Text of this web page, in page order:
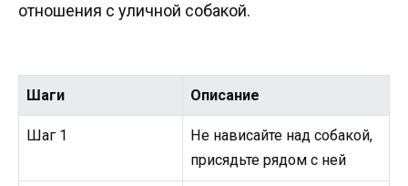
отношения с уличной собакой.
Шаги Описание
Шаг 1
Не нависайте над собакой,
присядьте рядом с ней